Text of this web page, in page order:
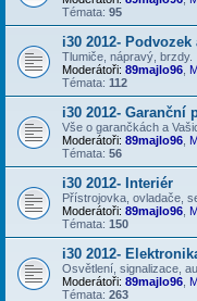
Témata: 95
i30 2012-
Tlumiče, nápravý, brzdy.
Moderátoři: 89majlo96
Témata: 112
i30 2012- Garanční
Vše o garančkách a
Moderátoři: 89majlo96
Témata: 56
i30 2012- Interiér
Přístrojovka, ovladače,
Moderátoři: 89majlo96
Témata: 150
i30 2012-
Osvětlení, signalizace,
Moderátoři: 89majlo96
Témata: 263